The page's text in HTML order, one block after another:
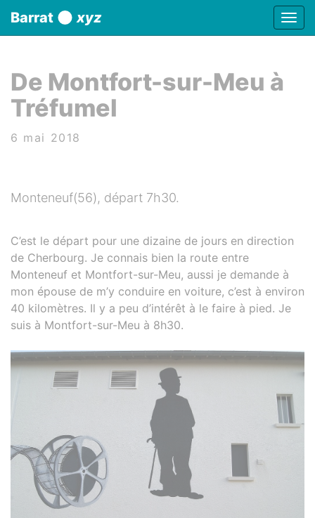
Barrat xyz
De Montfort-sur-Meu à
Tréfumel
6 mai 2018
Monteneuf(56), départ 7h30.
C’est le départ pour une dizaine de jours en direction
de Cherbourg. Je connais bien la route entre
Monteneuf et Montfort-sur-Meu, aussi je demande à
mon épouse de m’y conduire en voiture, c’est à environ
40 kilomètres. Il y a peu d’intérêt à le faire à pied. Je
suis à Montfort-sur-Meu à 8h30.
Panneau de gestion des cookies